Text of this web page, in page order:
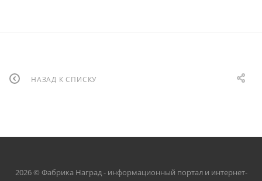
НАЗАД К СПИСКУ
2026 © Фабрика Наград - информационный портал и интернет-